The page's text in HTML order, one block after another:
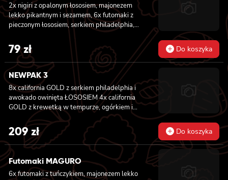
2x nigiri z opalonym łososiem, majonezem
lekko pikantnym i sezamem, 6x futomaki z
pieczonym łososiem, serkiem philadelphia,
awokado, ogórkiem, kanpyo, sałatą, sosem
teriyaki i sezamem, 8x california z krewetką
w tempurze, majonezem lekko pikantnym,
ogórkiem, sezamem i masago, 8x hosomaki z
batatem w tempurze
79zł Do koszyka
NEWPAK 3
8x california GOLD z serkiem philadelphia i
awokado owinięta ŁOSOSIEM4x california
GOLD z krewetką w tempurze, ogórkiem i
majonezem lekko pikantnym owinięta
WĘGORZEM 4x california GOLD z krewetką
w tempurze, ogórkiem i majonezem lekko
pikantnym owinięta TUŃCZYKIEM 4x
california GOLD z krewetką w tempurze,
ogórkiem i majonezem lekko pikantnym
owinięta KREWETKĄ 4x california GOLD z
209 zł Do koszyka
Futomaki MAGURO
6x futomaki z tuńczykiem, majonezem lekko